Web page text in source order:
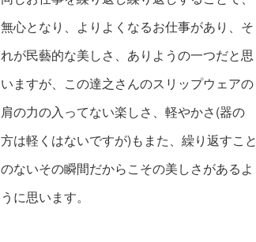
無心となり、よりよくなるお仕事があり、そ
れが民藝的な美しさ、ありようの一つだと思
いますが、この達之さんのスリップウェアの
肩の力の入ってない楽しさ、軽やかさ(器の
方は軽くはないですが)もまた、繰り返すこと
のないその瞬間だからこその美しさがあるよ
うに思います。